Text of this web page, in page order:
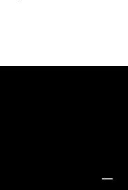
der Vorderseite. .